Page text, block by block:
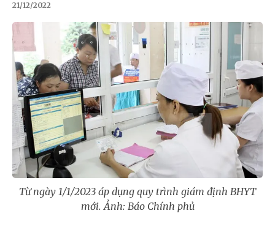
21/12/2022
Từ ngày 1/1/2023 áp dụng quy trình giám định BHYT
mới. Ảnh: Báo Chính phủ